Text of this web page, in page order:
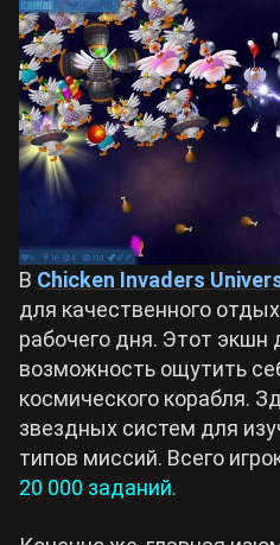
В Chicken Invaders
для качественного
рабочего дня. Этот экшн
возможность ощутить
космического корабля.
звездных систем для
типов миссий. Всего
20 000 заданий.